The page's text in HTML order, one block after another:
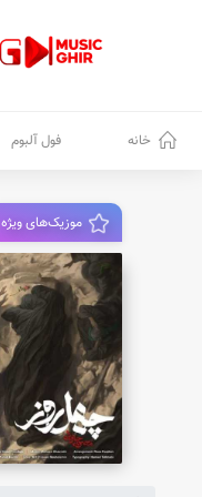
خانه فول آلبوم
موزیک‌های ویژه